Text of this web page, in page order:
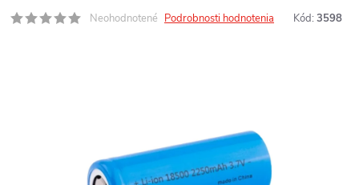
Neohodnotené Podrobnosti hodnotenia Kód: 3598